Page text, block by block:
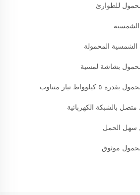
للطوارئ
المحمولة
بشاشة لمسية
تيار متناوب
بالشبكة الكهربائية
الحمل
موثوق